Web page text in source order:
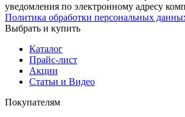
уведомления по электронному адресу
Политика обработки персональных
Выбрать и купить
Каталог
Прайс-лист
Акции
Статьи и Видео
Покупателям